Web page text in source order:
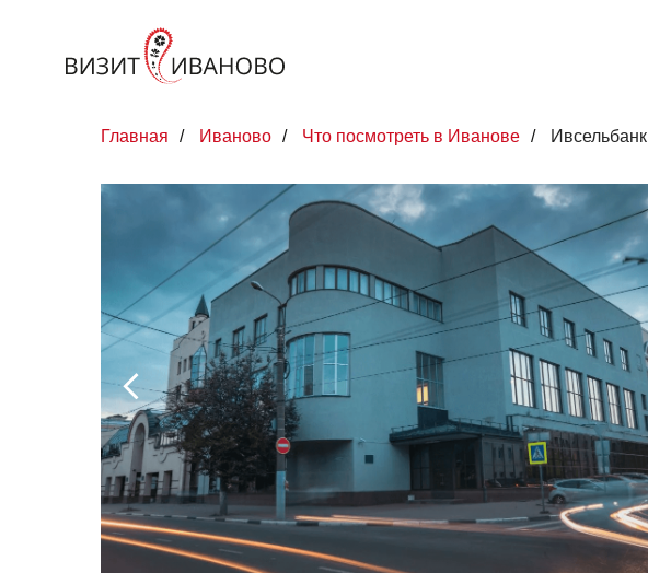
Главная / Иваново / Что посмотреть в Иванове / Ивсельбанк